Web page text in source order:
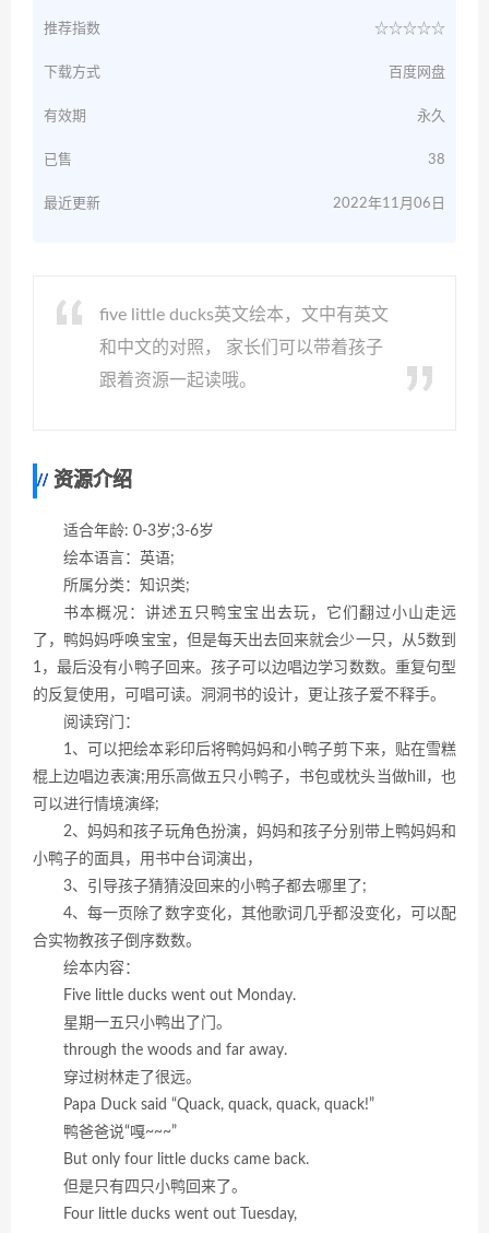
推荐指数 ☆☆☆☆☆
下载方式 百度网盘
有效期 永久
已售 38
最近更新 2022年11月06日
five little ducks英文绘本，文中有英文
和中文的对照， 家长们可以带着孩子
跟着资源一起读哦。
资源介绍
适合年龄: 0-3岁;3-6岁
绘本语言：英语;
所属分类：知识类;
书本概况：讲述五只鸭宝宝出去玩，它们翻过小山走远
了，鸭妈妈呼唤宝宝，但是每天出去回来就会少一只，从5数到
1，最后没有小鸭子回来。孩子可以边唱边学习数数。重复句型
的反复使用，可唱可读。洞洞书的设计，更让孩子爱不释手。
阅读窍门：
1、可以把绘本彩印后将鸭妈妈和小鸭子剪下来，贴在雪糕
棍上边唱边表演;用乐高做五只小鸭子，书包或枕头当做hill，也
可以进行情境演绎;
2、妈妈和孩子玩角色扮演，妈妈和孩子分别带上鸭妈妈和
小鸭子的面具，用书中台词演出，
3、引导孩子猜猜没回来的小鸭子都去哪里了;
4、每一页除了数字变化，其他歌词几乎都没变化，可以配
合实物教孩子倒序数数。
绘本内容：
Five little ducks went out Monday.
星期一五只小鸭出了门。
through the woods and far away.
穿过树林走了很远。
Papa Duck said “Quack, quack, quack, quack!”
鸭爸爸说“嘎~~~”
But only four little ducks came back.
但是只有四只小鸭回来了。
Four little ducks went out Tuesday,